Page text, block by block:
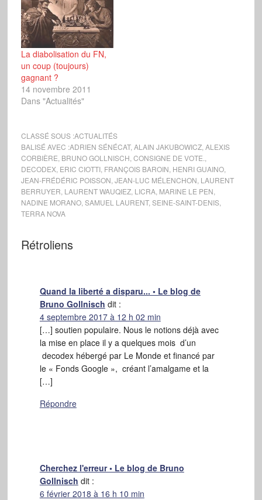
La diabolisation du FN,
un coup (toujours)
gagnant ?
14 novembre 2011
Dans "Actualités"
CLASSÉ SOUS :ACTUALITÉS
BALISÉ AVEC :ADRIEN SÉNÉCAT, ALAIN JAKUBOWICZ, ALEXIS
CORBIÈRE BRUNO GOLLNISCH CONSIGNE DE VOTE.
DECODEX, ERIC CIOTTI, FRANÇOIS BAROIN HENRI GUAINO,
JEAN-FRÉDÉRIC POISSON JEAN-LUC MÉLENCHON LAURENT
BERRUYER LAURENT WAUQIEZ, LICRA, MARINE LE PEN
NADINE MORANO, SAMUEL LAURENT, SEINE-SAINT-DENIS,
TERRA NOVA
Rétroliens
Quand la liberté a disparu... • Le blog de
Bruno Gollnisch dit :
4 septembre 2017 à 12 h 02 min
[…] soutien populaire. Nous le notions déjà avec
la mise en place il y a quelques mois d’un
decodex hébergé par Le Monde et financé par
le « Fonds Google », créant l’amalgame et la
[…]
Répondre
Cherchez l'erreur • Le blog de Bruno
Gollnisch dit :
6 février 2018 à 16 h 10 min